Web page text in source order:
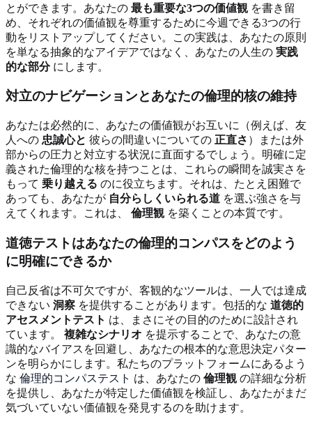
とができます。あなたの 最も重要な3つの価値観を書き留
め、それぞれの価値観を尊重するために今週できる3つの行
動をリストアップしてください。この実践は、あなたの原則
を単なる抽象的なアイデアではなく、あなたの人生の 実践
的な部分にします。
対立のナビゲーションとあなたの倫理的核の維持
あなたは必然的に、あなたの価値観がお互いに（例えば、友
人への 忠誠心と 彼らの間違いについての 正直さ ）または外
部からの圧力と対立する状況に直面するでしょう。明確に定
義された倫理的な核を持つことは、これらの瞬間を誠実さを
もって 乗り越える のに役立ちます。それは、たとえ困難で
あっても、あなたが 自分らしくいられる道 を選ぶ強さを与
えてくれます。これは、 倫理観を築くことの本質です。
道徳テストはあなたの倫理的コンパスをどのよう
に明確にできるか
自己反省は不可欠ですが、客観的なツールは、一人では達成
できない 洞察 を提供することがあります。包括的な 道徳的
アセスメントテスト は、まさにその目的のために設計され
ています。 複雑なシナリオ を提示することで、あなたの意
識的なバイアスを回避し、あなたの根本的な意思決定パター
ンを明らかにします。私たちのプラットフォームにあるよう
な 倫理的コンパステスト は、あなたの 倫理観の詳細な分析
を提供し、あなたが特定した価値観を検証し、あなたがまだ
気づいていない価値観を発見するのを助けます。